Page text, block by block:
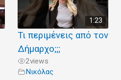
1:23
Τι περιμένεις από τον
Δήμαρχο;;;
2views
Νικόλας